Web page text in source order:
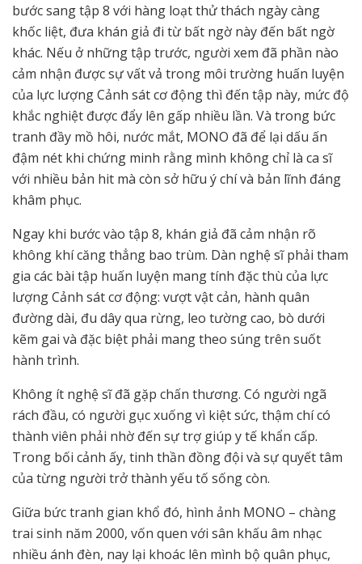
bước sang tập 8 với hàng loạt thử thách ngày càng
khốc liệt, đưa khán giả đi từ bất ngờ này đến bất ngờ
khác. Nếu ở những tập trước, người xem đã phần nào
cảm nhận được sự vất vả trong môi trường huấn luyện
của lực lượng Cảnh sát cơ động thì đến tập này, mức độ
khắc nghiệt được đẩy lên gấp nhiều lần. Và trong bức
tranh đầy mồ hôi, nước mắt, MONO đã để lại dấu ấn
đậm nét khi chứng minh rằng mình không chỉ là ca sĩ
với nhiều bản hit mà còn sở hữu ý chí và bản lĩnh đáng
khâm phục.
Ngay khi bước vào tập 8, khán giả đã cảm nhận rõ
không khí căng thẳng bao trùm. Dàn nghệ sĩ phải tham
gia các bài tập huấn luyện mang tính đặc thù của lực
lượng Cảnh sát cơ động: vượt vật cản, hành quân
đường dài, đu dây qua rừng, leo tường cao, bò dưới
kẽm gai và đặc biệt phải mang theo súng trên suốt
hành trình.
Không ít nghệ sĩ đã gặp chấn thương. Có người ngã
rách đầu, có người gục xuống vì kiệt sức, thậm chí có
thành viên phải nhờ đến sự trợ giúp y tế khẩn cấp.
Trong bối cảnh ấy, tinh thần đồng đội và sự quyết tâm
của từng người trở thành yếu tố sống còn.
Giữa bức tranh gian khổ đó, hình ảnh MONO – chàng
trai sinh năm 2000, vốn quen với sân khấu âm nhạc
nhiều ánh đèn, nay lại khoác lên mình bộ quân phục,